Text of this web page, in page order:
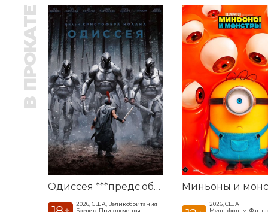
В ПРОКАТЕ
Одиссея ***предс.обсл. Команда Познавалова. Тайна едкого дыма
2026, США, Великобритания
Боевик, Приключения,
2026, США
Мультфильм,